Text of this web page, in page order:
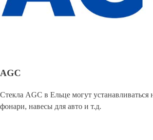
AGC
Стекла AGC в Ельце могут
фонари, навесы для авто и т.д.